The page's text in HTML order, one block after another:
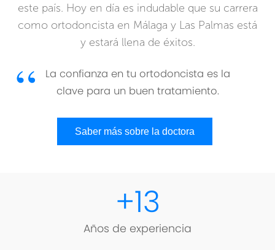
este país. Hoy en día es indudable que su carrera
como ortodoncista en Málaga y Las Palmas está
y estará llena de éxitos.
La confianza en tu ortodoncista es la
clave para un buen tratamiento.
Saber más sobre la doctora
+13
Años de experiencia